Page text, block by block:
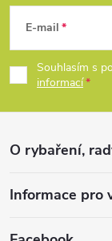
c
í
p
r
v
y
p
a
E-mail
Souhlasím s
informací
O rybaření,
Informace pro